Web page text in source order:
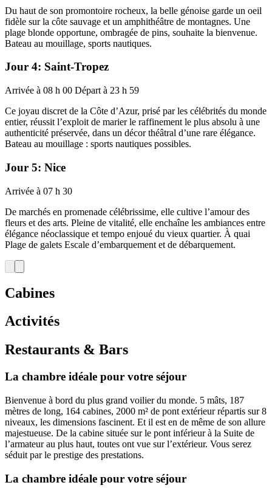
Du haut de son promontoire rocheux, la belle génoise garde un oeil
fidèle sur la côte sauvage et un amphithéâtre de montagnes. Une
plage blonde opportune, ombragée de pins, souhaite la bienvenue.
Bateau au mouillage, sports nautiques.
Jour 4: Saint-Tropez
Arrivée à 08 h 00 Départ à 23 h 59
Ce joyau discret de la Côte d’Azur, prisé par les célébrités du monde
entier, réussit l’exploit de marier le raffinement le plus absolu à une
authenticité préservée, dans un décor théâtral d’une rare élégance.
Bateau au mouillage : sports nautiques possibles.
Jour 5: Nice
Arrivée à 07 h 30
De marchés en promenade célébrissime, elle cultive l’amour des
fleurs et des arts. Pleine de vitalité, elle enchaîne les ambiances entre
élégance néoclassique et tempo enjoué du vieux quartier. À quai
Plage de galets Escale d’embarquement et de débarquement.
Cabines
Activités
Restaurants & Bars
La chambre idéale pour votre séjour
Bienvenue à bord du plus grand voilier du monde. 5 mâts, 187
mètres de long, 164 cabines, 2000 m² de pont extérieur répartis sur 8
niveaux, les dimensions fascinent. Et il est en de même de son allure
majestueuse. De la cabine située sur le pont inférieur à la Suite de
l’armateur au plus haut, toutes ont vue sur l’extérieur. Vous serez
séduit par le prestige des prestations.
La chambre idéale pour votre séjour